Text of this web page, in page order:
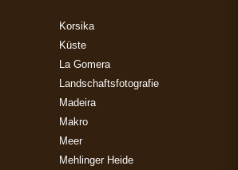
Korsika
Küste
La Gomera
Landschaftsfotografie
Madeira
Makro
Meer
Mehlinger Heide